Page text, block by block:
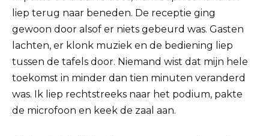
liep terug naar beneden. De receptie ging
gewoon door alsof er niets gebeurd was. Gasten
lachten, er klonk muziek en de bediening liep
tussen de tafels door. Niemand wist dat mijn hele
toekomst in minder dan tien minuten veranderd
was. Ik liep rechtstreeks naar het podium, pakte
de microfoon en keek de zaal aan.